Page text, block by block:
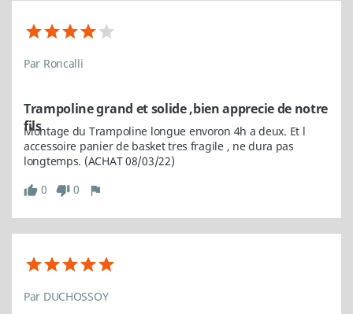
Par Roncalli
Trampoline grand et solide ,bien apprecie de notre
fils
Montage du Trampoline longue envoron 4h a deux. Et l
accessoire panier de basket tres fragile , ne dura pas
longtemps. (ACHAT 08/03/22)
thumb_up 0 thumb_down 0 flag
Par DUCHOSSOY